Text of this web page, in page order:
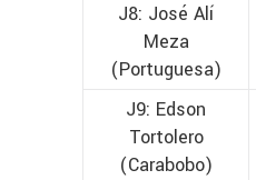
J8: José Alí
Meza
(Portuguesa)
J9: Edson
Tortolero
(Carabobo)